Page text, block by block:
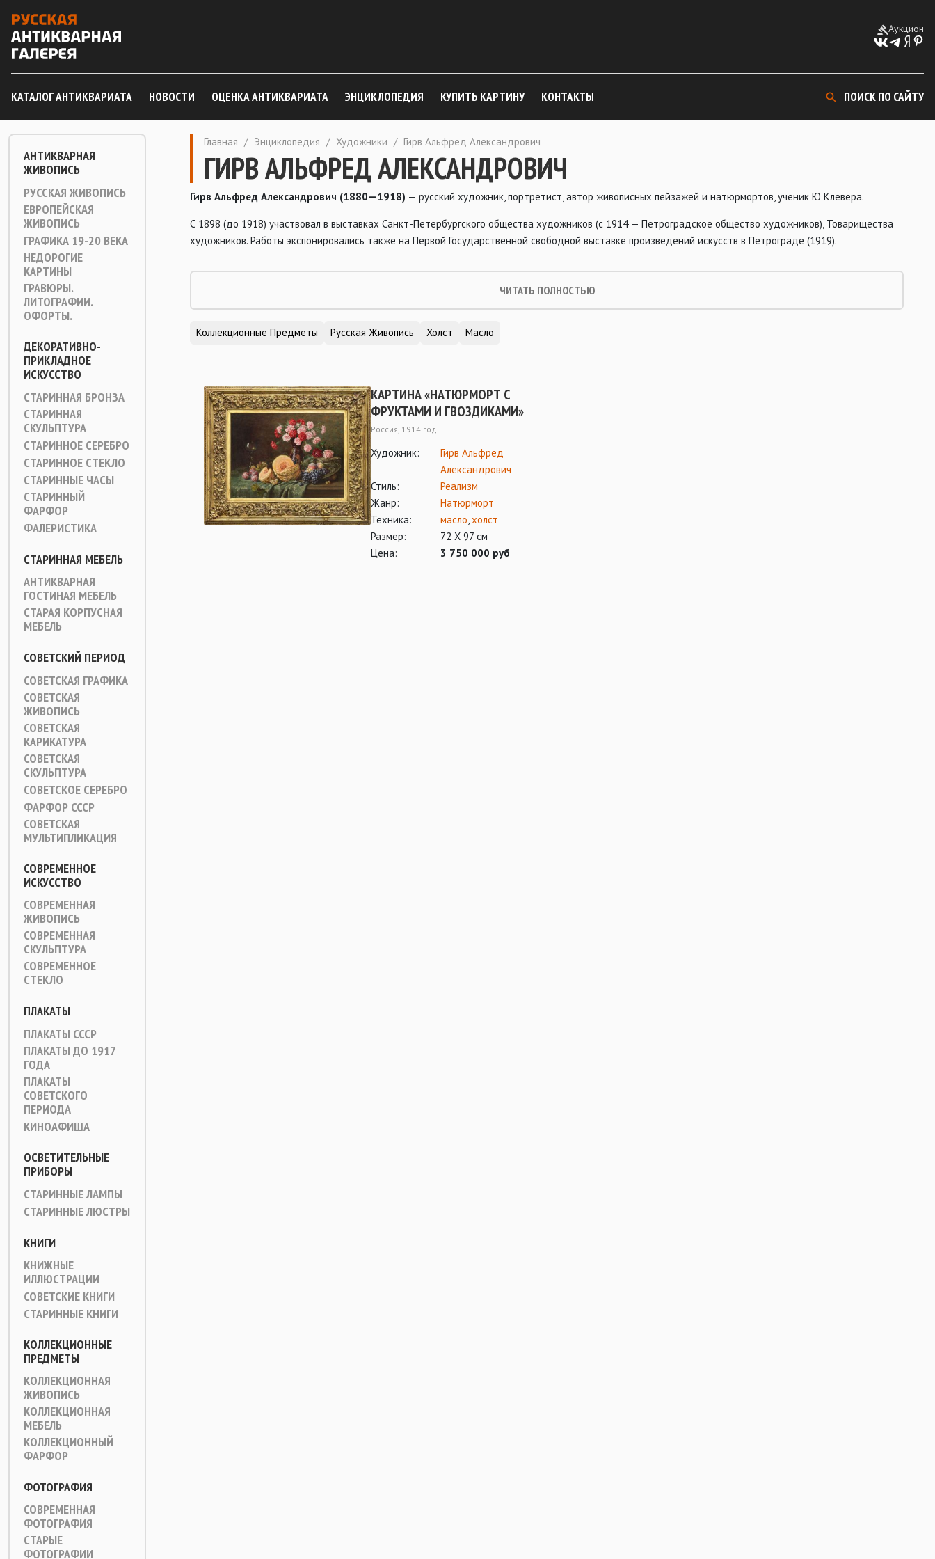
Аукцион
КАТАЛОГ АНТИКВАРИАТА НОВОСТИ ОЦЕНКА АНТИКВАРИАТА ЭНЦИКЛОПЕДИЯ КУПИТЬ КАРТИНУ КОНТАКТЫ ПОИСК ПО САЙТУ
АНТИКВАРНАЯ
ЖИВОПИСЬ
РУССКАЯ ЖИВОПИСЬ
ЕВРОПЕЙСКАЯ
ЖИВОПИСЬ
ГРАФИКА 19-20 ВЕКА
НЕДОРОГИЕ
КАРТИНЫ
ГРАВЮРЫ.
ЛИТОГРАФИИ.
ОФОРТЫ.
ДЕКОРАТИВНО-
ПРИКЛАДНОЕ
ИСКУССТВО
СТАРИННАЯ БРОНЗА
СТАРИННАЯ
СКУЛЬПТУРА
СТАРИННОЕ СЕРЕБРО
СТАРИННОЕ СТЕКЛО
СТАРИННЫЕ ЧАСЫ
СТАРИННЫЙ
ФАРФОР
ФАЛЕРИСТИКА
СТАРИННАЯ МЕБЕЛЬ
АНТИКВАРНАЯ
ГОСТИНАЯ МЕБЕЛЬ
СТАРАЯ КОРПУСНАЯ
МЕБЕЛЬ
СОВЕТСКИЙ ПЕРИОД
СОВЕТСКАЯ ГРАФИКА
СОВЕТСКАЯ
ЖИВОПИСЬ
СОВЕТСКАЯ
КАРИКАТУРА
СОВЕТСКАЯ
СКУЛЬПТУРА
СОВЕТСКОЕ СЕРЕБРО
ФАРФОР СССР
СОВЕТСКАЯ
МУЛЬТИПЛИКАЦИЯ
СОВРЕМЕННОЕ
ИСКУССТВО
СОВРЕМЕННАЯ
ЖИВОПИСЬ
СОВРЕМЕННАЯ
СКУЛЬПТУРА
СОВРЕМЕННОЕ
СТЕКЛО
ПЛАКАТЫ
ПЛАКАТЫ СССР
ПЛАКАТЫ ДО 1917
ГОДА
ПЛАКАТЫ
СОВЕТСКОГО
ПЕРИОДА
КИНОАФИША
ОСВЕТИТЕЛЬНЫЕ
ПРИБОРЫ
СТАРИННЫЕ ЛАМПЫ
СТАРИННЫЕ ЛЮСТРЫ
КНИГИ
КНИЖНЫЕ
ИЛЛЮСТРАЦИИ
СОВЕТСКИЕ КНИГИ
СТАРИННЫЕ КНИГИ
КОЛЛЕКЦИОННЫЕ
ПРЕДМЕТЫ
КОЛЛЕКЦИОННАЯ
ЖИВОПИСЬ
КОЛЛЕКЦИОННАЯ
МЕБЕЛЬ
КОЛЛЕКЦИОННЫЙ
ФАРФОР
ФОТОГРАФИЯ
СОВРЕМЕННАЯ
ФОТОГРАФИЯ
СТАРЫЕ
ФОТОГРАФИИ
Главная / Энциклопедия / Художники / Гирв Альфред Александрович
ГИРВ АЛЬФРЕД АЛЕКСАНДРОВИЧ
Гирв Альфред Александрович (1880—1918) — русский художник, портретист, автор живописных пейзажей и натюрмортов, ученик Ю Клевера.
С 1898 (до 1918) участвовал в выставках Санкт-Петербургского общества художников (с 1914 — Петроградское общество художников), Товарищества
художников. Работы экспонировались также на Первой Государственной свободной выставке произведений искусств в Петрограде (1919).
ЧИТАТЬ ПОЛНОСТЬЮ
Коллекционные Предметы Русская Живопись Холст Масло
КАРТИНА «НАТЮРМОРТ С
ФРУКТАМИ И ГВОЗДИКАМИ»
Россия, 1914 год
Художник:
Гирв Альфред
Александрович
Стиль:
Реализм
Жанр:
Натюрморт
Техника:
масло,холст
Размер:
72 Х 97 см
Цена:
3 750 000 руб